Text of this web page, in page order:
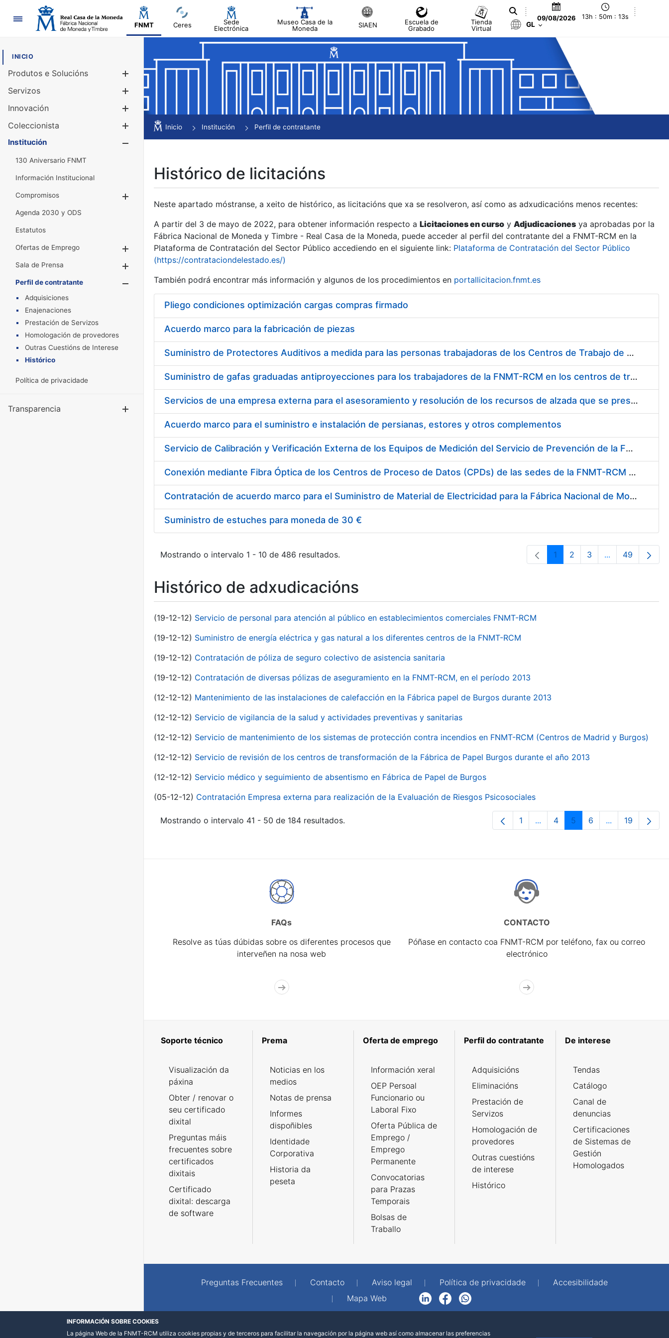
Navegación
FNMT Ceres
Sede
Electrónica
Museo Casa de la
Moneda
SIAEN
Escuela de
Grabado
Tienda
Virtual
09/08/2026 13h : 50m : 14s
GL
INICIO
Produtos e Solucións
Mostrar/Ocultar
Servizos
Innovación
Coleccionista
Mostrar/Ocultar
Institución
130 Aniversario FNMT
Información Institucional
Compromisos
Agenda 2030 y ODS
Estatutos
Ofertas de Emprego
Mostrar/Ocultar
Sala de Prensa
Mostrar/Ocultar
Perfil de contratante
Mostrar/Ocultar
Adquisiciones
Enajenaciones
Prestación de Servizos
Homologación de provedores
Outras Cuestións de Interese
Histórico
Política de privacidade
Transparencia
Inicio Institución Perfil de contratante
Histórico de licitacións
Neste apartado móstranse, a xeito de histórico, as licitacións que xa se resolveron, así como as adxudicacións menos recentes:
A partir del 3 de mayo de 2022, para obtener información respecto a Licitaciones en curso y Adjudicaciones ya aprobadas por la
Fábrica Nacional de Moneda y Timbre - Real Casa de la Moneda, puede acceder al perfil del contratante del a FNMT-RCM en la
Plataforma de Contratación del Sector Público accediendo en el siguiente link: Plataforma de Contratación del Sector Público
(https://contrataciondelestado.es/)
También podrá encontrar más información y algunos de los procedimientos en portallicitacion.fnmt.es
Pliego condiciones optimización cargas compras firmado
Acuerdo marco para la fabricación de piezas
Suministro de Protectores Auditivos a medida para las personas trabajadoras de los Centros de Trabajo de Madrid y Burgos
Suministro de gafas graduadas antiproyecciones para los trabajadores de la FNMT-RCM en los centros de trabajo de Madrid y Burgos
Servicios de una empresa externa para el asesoramiento y resolución de los recursos de alzada que se presentan relacionados con procesos de selección para la FNMT-RCM
Acuerdo marco para el suministro e instalación de persianas, estores y otros complementos
Servicio de Calibración y Verificación Externa de los Equipos de Medición del Servicio de Prevención de la FNMT-RCM
Conexión mediante Fibra Óptica de los Centros de Proceso de Datos (CPDs) de las sedes de la FNMT-RCM de Burgos y Madrid
Contratación de acuerdo marco para el Suministro de Material de Electricidad para la Fábrica Nacional de Moneda y Timbre-Real Casa de la Moneda en su centro de trabajo de Burgos
Suministro de estuches para moneda de 30 €
Mostrando o intervalo 1 - 10 de 486 resultados. Páxina
1 Páxina
2 Páxina
3 ...PáxinasPáxina
49
Histórico de adxudicacións
(19-12-12) Servicio de personal para atención al público en establecimientos comerciales FNMT-RCM
(19-12-12) Suministro de energía eléctrica y gas natural a los diferentes centros de la FNMT-RCM
(19-12-12) Contratación de póliza de seguro colectivo de asistencia sanitaria
(19-12-12) Contratación de diversas pólizas de aseguramiento en la FNMT-RCM, en el período 2013
(12-12-12) Mantenimiento de las instalaciones de calefacción en la Fábrica papel de Burgos durante 2013
(12-12-12) Servicio de vigilancia de la salud y actividades preventivas y sanitarias
(12-12-12) Servicio de mantenimiento de los sistemas de protección contra incendios en FNMT-RCM (Centros de Madrid y Burgos)
(12-12-12) Servicio de revisión de los centros de transformación de la Fábrica de Papel Burgos durante el año 2013
(12-12-12) Servicio médico y seguimiento de absentismo en Fábrica de Papel de Burgos
(05-12-12) Contratación Empresa externa para realización de la Evaluación de Riesgos Psicosociales
Mostrando o intervalo 41 - 50 de 184 resultados. Páxina
1 ...Páxinas intermedias Use pestaña
Páxina
4 Páxina
5 Páxina
6 ...PáxinasPáxina
19
FAQs
Resolve as túas dúbidas sobre os diferentes procesos que
interveñen na nosa web
CONTACTO
Póñase en contacto coa FNMT-RCM por teléfono, fax ou correo
electrónico
Soporte técnico
Visualización da
páxina
Obter / renovar o
seu certificado
dixital
Preguntas máis
frecuentes sobre
certificados
dixitais
Certificado
dixital: descarga
de software
Prema
Noticias en los
medios
Notas de prensa
Informes
dispoñibles
Identidade
Corporativa
Historia da
peseta
Oferta de emprego
Información xeral
OEP Persoal
Funcionario ou
Laboral Fixo
Oferta Pública de
Emprego /
Emprego
Permanente
Convocatorias
para Prazas
Temporais
Bolsas de
Traballo
Perfil do contratante
Adquisicións
Eliminacións
Prestación de
Servizos
Homologación de
provedores
Outras cuestións
de interese
Histórico
De interese
Tendas
Catálogo
Canal de
denuncias
Certificaciones
de Sistemas de
Gestión
Homologados
Preguntas Frecuentes Contacto Aviso legal Política de privacidade
Accesibilidade
Mapa Web
LinkedInFacebookWhatsApp
INFORMACIÓN SOBRE COOKIES
La página Web de la FNMT-RCM utiliza cookies propias y de terceros para facilitar la navegación por la página web así como almacenar las preferencias